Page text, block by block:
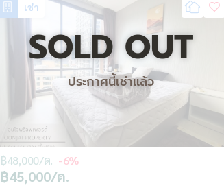
เช่า
SOLD OUT
ประกาศนี้เช่าแล้ว
฿45,000/ด.
฿48,000/ด. -6%